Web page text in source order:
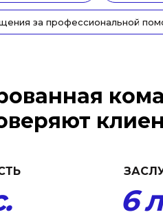
за профессиональной
6